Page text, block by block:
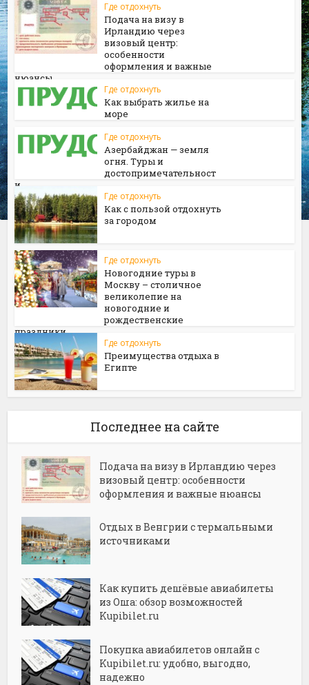
Где отдохнуть
Подача на визу в
Ирландию через
визовый центр:
особенности
оформления и важные
нюансы
Где отдохнуть
Как выбрать жилье на
море
Где отдохнуть
Азербайджан — земля
огня. Туры и
достопримечательност
и
Где отдохнуть
Как с пользой отдохнуть
за городом
Где отдохнуть
Новогодние туры в
Москву – столичное
великолепие на
новогодние и
рождественские
праздники
Где отдохнуть
Преимущества отдыха в
Египте
Последнее на сайте
Подача на визу в Ирландию через
визовый центр: особенности
оформления и важные нюансы
Отдых в Венгрии с термальными
источниками
Как купить дешёвые авиабилеты
из Оша: обзор возможностей
Kupibilet.ru
Покупка авиабилетов онлайн с
Kupibilet.ru: удобно, выгодно,
надежно